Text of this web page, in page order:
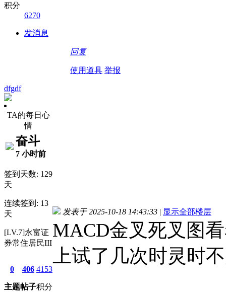
积分
6270
发消息
回复
使用道具 举报
dfgdf
TA的每日心
情
奋斗
7 小时前
签到天数: 129
天
连续签到: 13
天
[LV.7]永富证
券常住居民III
0
主题
406
帖子
4153
积分
发表于 2025-10-18 14:43:33 | 显示全部楼层
MACD金叉死叉图
上试了几次时灵时